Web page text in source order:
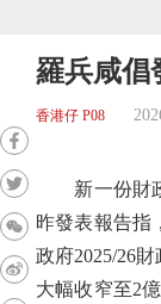
羅兵咸倡
香港仔 P08
新一份財政
昨發表報告指
政府2025/26
大幅收窄至2